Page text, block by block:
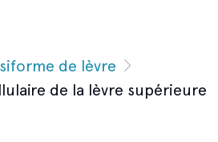
Partenaires scientifiques
de lèvre
de la lèvre supérieure